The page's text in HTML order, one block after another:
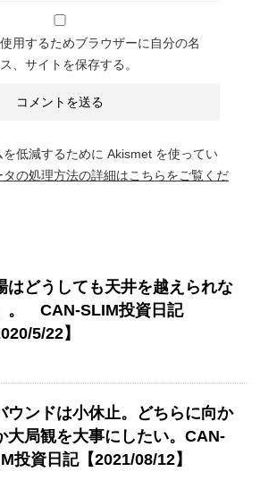
用するためブラウザーに自分の名
、サイトを保存する。
を低減するために Akismet を使ってい
タの処理方法の詳細はこちらをご覧くだ
はどうしても天井を越えられな
。 CAN-SLIM投資日記
5/22】
ウンドは小休止。どちらに向か
大局観を大事にしたい。CAN-
投資日記【2021/08/12】